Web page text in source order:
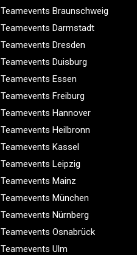
Teamevents Braunschweig
Teamevents Darmstadt
Teamevents Dresden
Teamevents Duisburg
Teamevents Essen
Teamevents Freiburg
Teamevents Hannover
Teamevents Heilbronn
Teamevents Kassel
Teamevents Leipzig
Teamevents Mainz
Teamevents München
Teamevents Nürnberg
Teamevents Osnabrück
Teamevents Ulm